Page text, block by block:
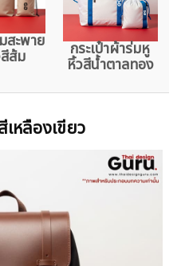
สะพาย
ส้ม กระเป๋าผ้าร่มหู
หิ้วสีน้ำตาลทอง
หลืองเขียว